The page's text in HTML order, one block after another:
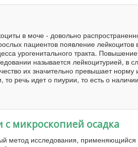
в моче - довольно
пациентов появление лейкоцитов
урогенитального тракта.
называется лейкоцитурией, в
их значительно превышает
то речь идет о пиурии, то есть о
микроскопией осадка
метод исследования, применяющийся